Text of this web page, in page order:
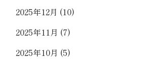
2025年12月 (10)
2025年11月 (7)
2025年10月 (5)